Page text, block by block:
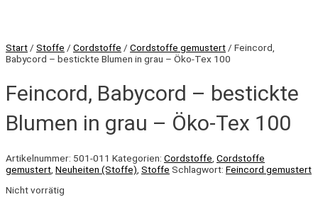
Start / Stoffe / Cordstoffe / Cordstoffe gemustert / Feincord,
Babycord – bestickte Blumen in grau – Öko-Tex 100
Feincord, Babycord – bestickte
Blumen in grau – Öko-Tex 100
Artikelnummer: 501-011 Kategorien: Cordstoffe Cordstoffe
gemustert Neuheiten (Stoffe) Stoffe Schlagwort: Feincord gemustert
Nicht vorrätig